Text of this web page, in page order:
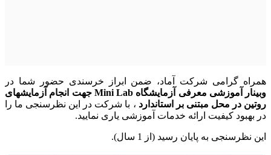
همراه گرامی شرکت آماد، ضمن ابراز خرسندی حضور شما در
وبینار آموزشی معرفی آزمایشگاه Mini Lab جهت انجام آزمایشهای
روتین در محل مبتنی بر استاندارد ، با شرکت در این نظرسنجی ما را
در بهبود کیفیت ارائه خدمات آموزشی یاری نمایید.
این نظرسنجی به پایان رسید (از 1 سال).